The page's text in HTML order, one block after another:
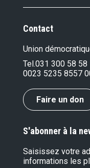
Contact
Union
Tel.031 300 58 58
0023 5235 8557
Faire un don
S'abonner à la
Saisissez votre
informations les